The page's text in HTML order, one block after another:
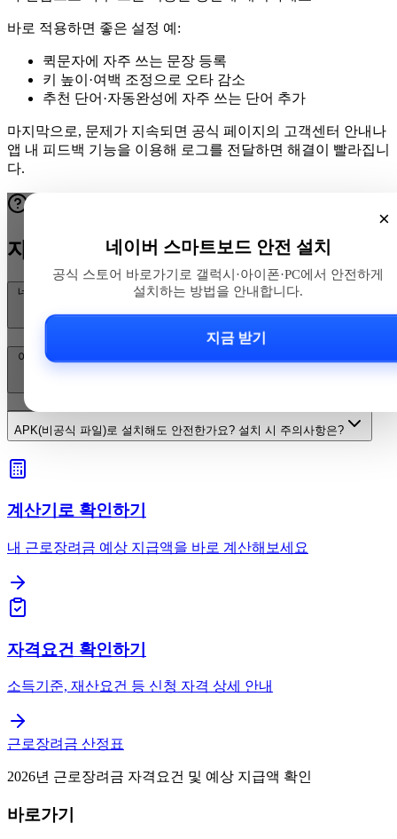
바로 적용하면 좋은 설정 예:
퀵문자에 자주 쓰는 문장 등록
키 높이·여백 조정으로 오타 감소
추천 단어·자동완성에 자주 쓰는 단어 추가
마지막으로, 문제가 지속되면 공식 페이지의 고객센터 안내나
앱 내 피드백 기능을 이용해 로그를 전달하면 해결이 빨라집니
다.
×
네이버 스마트보드 안전 설치
공식 스토어 바로가기로 갤럭시·아이폰·PC에서 안전하게
설치하는 방법을 안내합니다.
지금 받기
자주 묻는 질문
네이버 스마트보드(네이버 스마트 키보드)란 무엇이고 어디서 다운로드
하나요?
아이폰에서 네이버 스마트보드(아이폰 네이버 키보드)를 어떻게 설치하
APK(비공식 파일)로 설치해도 안전한가요? 설치 시 주의사항은?
계산기로 확인하기
내 근로장려금 예상 지급액을 바로 계산해보세요
자격요건 확인하기
소득기준, 재산요건 등 신청 자격 상세 안내
근로장려금 산정표
2026년 근로장려금 자격요건 및 예상 지급액 확인
바로가기